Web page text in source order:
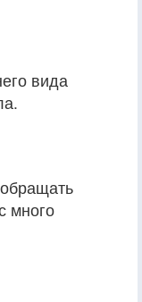
вида
много